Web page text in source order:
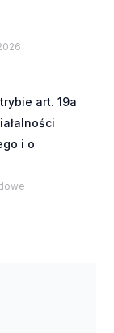
art. 19a
i o